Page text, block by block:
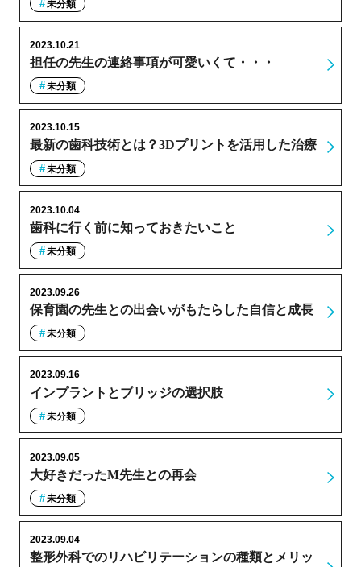
未分類
担任の先生の連絡事項が可愛いくて・・・
2023.10.21
未分類
最新の歯科技術とは？3Dプリントを活用した治療
2023.10.15
未分類
歯科に行く前に知っておきたいこと
2023.10.04
未分類
保育園の先生との出会いがもたらした自信と成長
2023.09.26
未分類
インプラントとブリッジの選択肢
2023.09.16
未分類
大好きだったM先生との再会
2023.09.05
未分類
整形外科でのリハビリテーションの種類とメリッ
2023.09.04